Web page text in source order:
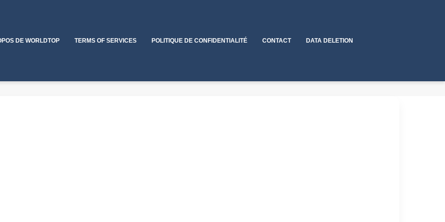
DE WORLDTOP TERMS OF SERVICES POLITIQUE DE CONFIDENTIALITÉ CONTACT DATA DELETION